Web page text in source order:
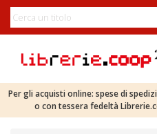
Per gli acquisti online: spese di
o con tessera fedeltà